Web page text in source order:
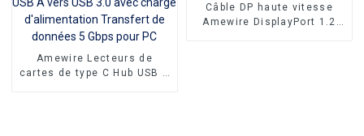
Amewire Lecteurs de
cartes de type C Hub USB C
Câble DP haute vitesse
Amewire DisplayPort 1.2